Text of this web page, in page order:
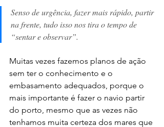
Senso de urgência, fazer mais rápido, partir
na frente, tudo isso nos tira o tempo de
“sentar e observar”.
Muitas vezes fazemos planos de ação
sem ter o conhecimento e o
embasamento adequados, porque o
mais importante é fazer o navio partir
do porto, mesmo que as vezes não
tenhamos muita certeza dos mares que